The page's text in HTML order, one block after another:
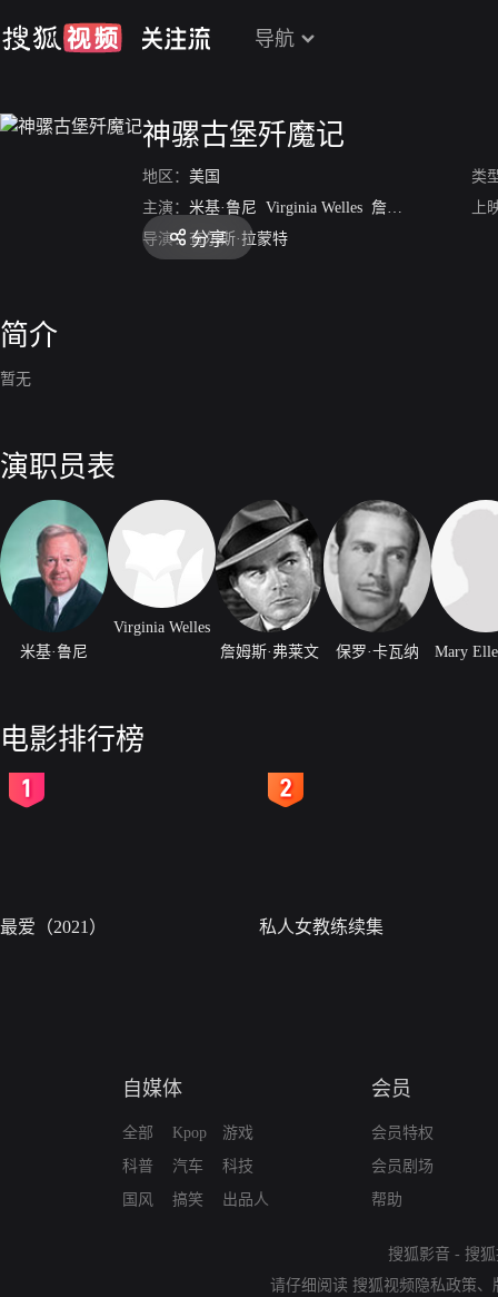
导航
神骡古堡歼魔记
地区： 美国
类
主演： 米基·鲁尼 Virginia Welles 詹姆斯·弗莱文 保
上
导演： 查尔斯·拉蒙特
分享
简介
暂无
演职员表
米基·鲁尼
Virginia Welles
詹姆斯·弗莱文
保罗·卡瓦纳 Mary
电影排行榜
最爱（2021） 私人女教练续集
自媒体
全部
科普
国风
Kpop
汽车
搞笑
游戏
科技
出品人
会员
会员特权
会员剧场
帮助
搜狐影音 - 搜
请仔细阅读 搜狐视频隐私政策、